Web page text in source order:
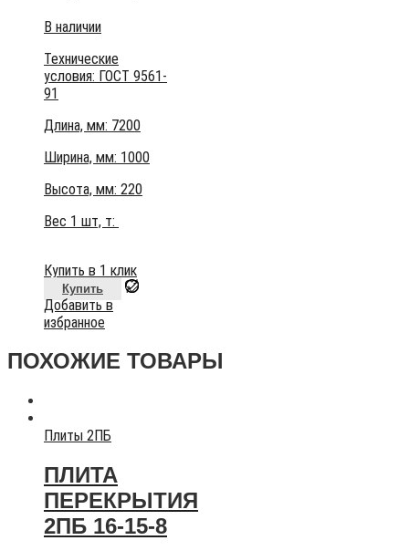
В наличии
Технические
условия: ГОСТ 9561-
91
Длина, мм: 7200
Ширина, мм: 1000
Высота, мм: 220
Вес 1 шт, т:
Купить в 1 клик
Купить
Добавить в
избранное
ПОХОЖИЕ ТОВАРЫ
Плиты 2ПБ
ПЛИТА
ПЕРЕКРЫТИЯ
2ПБ 16-15-8